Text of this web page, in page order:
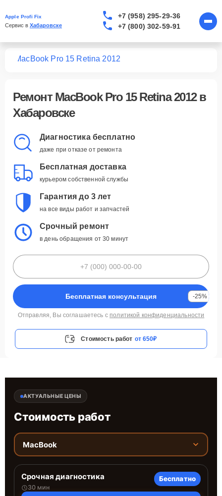
Apple Profi Fix
Сервис в Хабаровске
+7 (958) 295-29-36
+7 (800) 302-59-91
MacBook Pro 15 Retina 2012
Ремонт MacBook Pro 15 Retina 2012в
Хабаровске
Диагностика бесплатно
даже при отказе от ремонта
Бесплатная доставка
курьером собственной службы
Гарантия до 3 лет
на все виды работ и запчастей
Срочный ремонт
в день обращения от 30 минут
Бесплатная консультация -25%
Отправляя, Вы соглашаетесь с политикой конфиденциальности
Стоимость работ от 650₽
АКТУАЛЬНЫЕ ЦЕНЫ
Стоимость работ
MacBook
Срочная диагностика
30 мин
Бесплатно